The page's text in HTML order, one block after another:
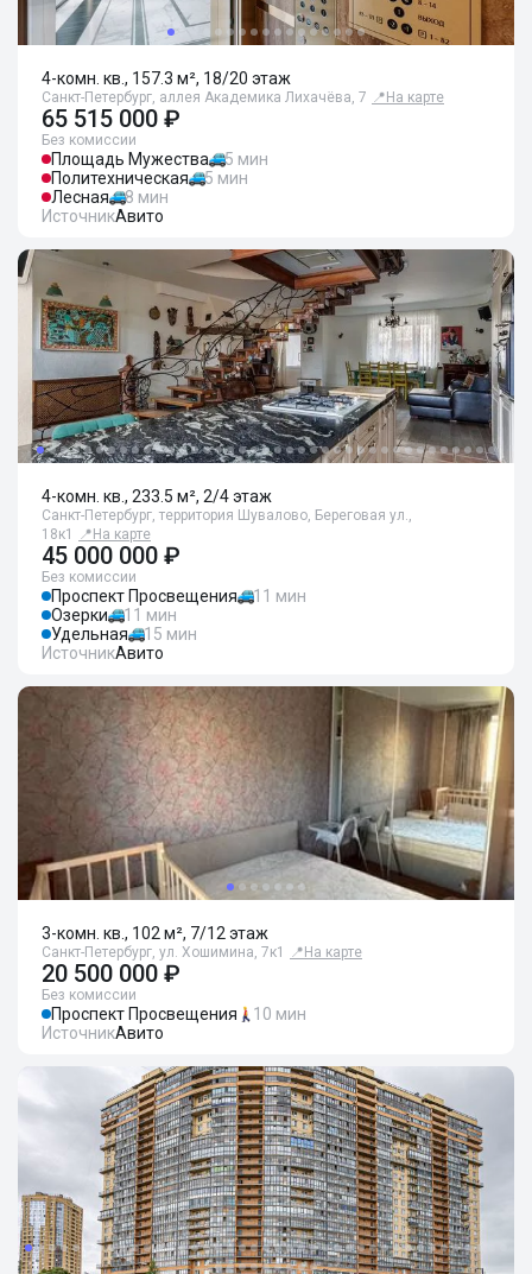
4-комн. кв., 157.3 м², 18/20 этаж
Санкт-Петербург, аллея Академика Лихачёва, 7 📍 На карте
65 515 000 ₽
Без комиссии
Площадь Мужества
5 мин
Политехническая
5 мин
Лесная
8 мин
ИсточникАвито
4-комн. кв., 233.5 м², 2/4 этаж
Санкт-Петербург, территория Шувалово, Береговая ул.,
18к1
📍 На карте
45 000 000 ₽
Без комиссии
Проспект Просвещения
11 мин
Озерки
11 мин
Удельная
15 мин
ИсточникАвито
3-комн. кв., 102 м², 7/12 этаж
Санкт-Петербург, ул. Хошимина, 7к1 📍 На карте
20 500 000 ₽
Без комиссии
Проспект Просвещения
10 мин
ИсточникАвито